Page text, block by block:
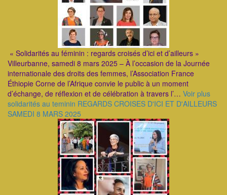
« Solidarités au féminin : regards croisés d’ici et d’ailleurs »
Villeurbanne, samedi 8 mars 2025 – À l’occasion de la Journée
internationale des droits des femmes, l’Association France
Éthiopie Corne de l’Afrique convie le public à un moment
d’échange, de réflexion et de célébration à travers l’… Voir plus
solidarités au teminin REGARDS CROISES D'ICI ET D'AILLEURS
SAMEDI 8 MARS 2025